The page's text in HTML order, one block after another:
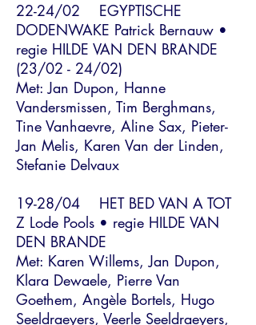
22-24/02 EGYPTISCHE
DODENWAKE Patrick Bernauw •
regie HILDE VAN DEN BRANDE
(23/02 - 24/02)
Met: Jan Dupon, Hanne
Vandersmissen, Tim Berghmans,
Tine Vanhaevre, Aline Sax, Pieter-
Jan Melis, Karen Van der Linden,
Stefanie Delvaux
19-28/04 HET BED VAN A TOT
Z Lode Pools • regie HILDE VAN
DEN BRANDE
Met: Karen Willems, Jan Dupon,
Klara Dewaele, Pierre Van
Goethem, Angèle Bortels, Hugo
Seeldraeyers, Veerle Seeldraeyers,